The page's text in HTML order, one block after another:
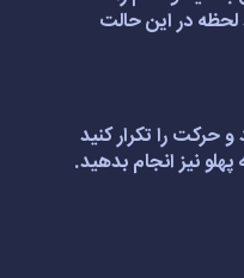
در این حالت
حرکت را تکرار کنید
نیز انجام بدهید.